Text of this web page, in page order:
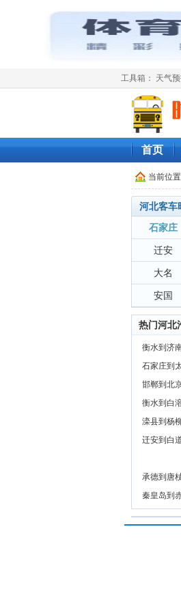
工具箱： 天气
首页
当前位置
河北客车
石家庄
迁安
大名
安国
热门河北
衡水到济
石家庄到
邯郸到北
衡水到白
滦县到杨
迁安到白
承德到唐
秦皇岛到